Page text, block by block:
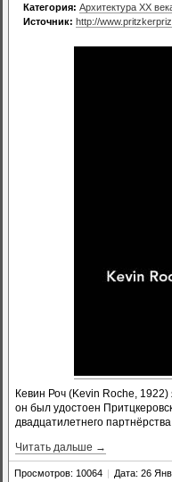
Категория: Архитектура XX
Источник: http://
Кевин Роч (Kevin Roche,
он был удостоен
двадцатилетнего
Читать дальше →
Просмотров: 10064 | Дата: 26